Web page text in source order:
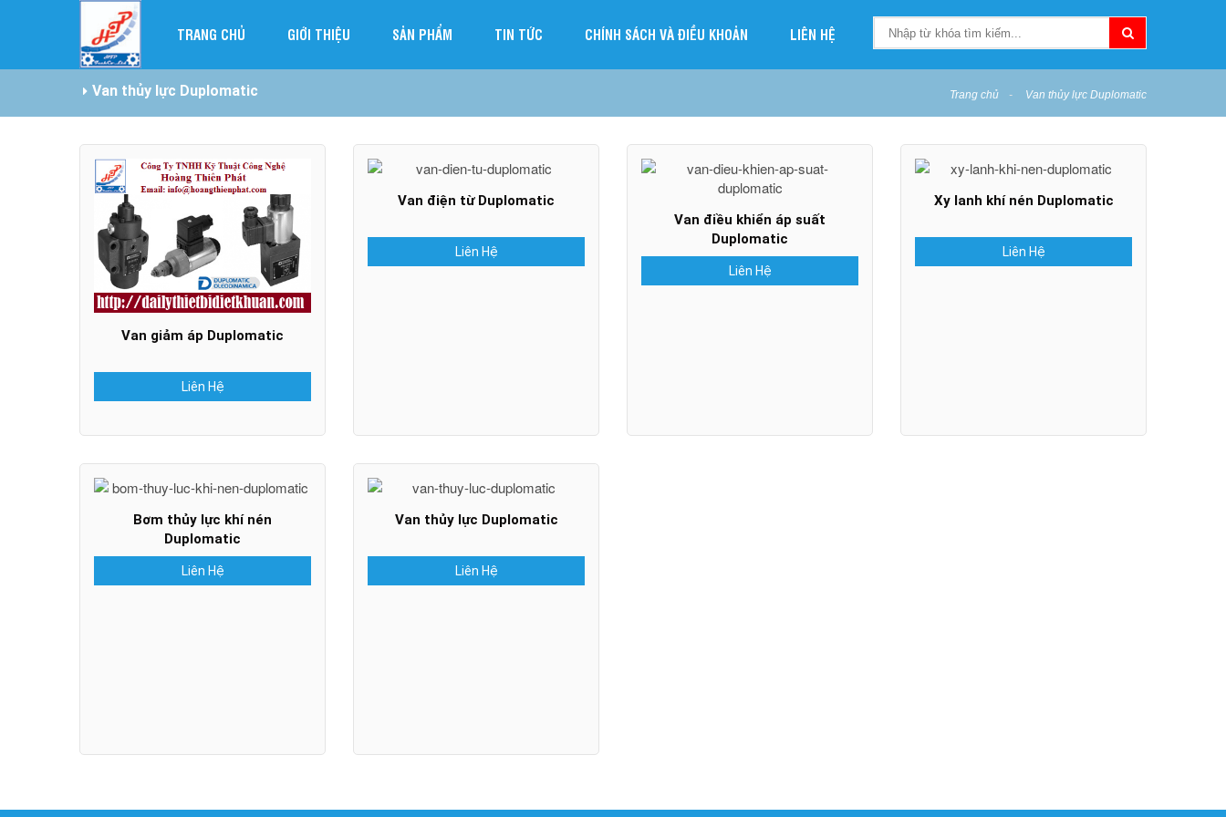
TRANG CHỦ GIỚI THIỆU SẢN PHẨM TIN TỨC CHÍNH SÁCH VÀ ĐIỀU KHOẢN LIÊN HỆ
Van thủy lực Duplomatic Trang chủ Van thủy lực Duplomatic
Van giảm áp Duplomatic
Liên Hệ
Van điện từ Duplomatic
Liên Hệ
Van điều khiển áp suất
Duplomatic
Liên Hệ
Xy lanh khí nén Duplomatic
Liên Hệ
Bơm thủy lực khí nén
Duplomatic
Liên Hệ
Van thủy lực Duplomatic
Liên Hệ